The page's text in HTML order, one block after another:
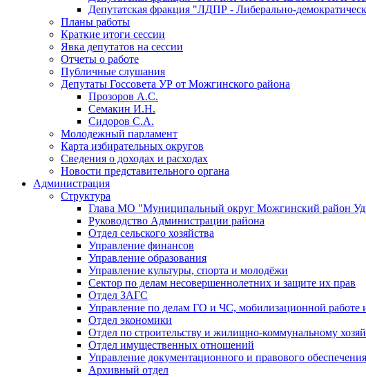
Депутатская фракция "ЛДПР - Либерально-
Планы работы
Краткие итоги сессии
Явка депутатов на сессии
Отчеты о работе
Публичные слушания
Депутаты Госсовета УР от Можгинского района
Прозоров А.С.
Семакин И.Н.
Сидоров С.А.
Молодежный парламент
Карта избирательных округов
Сведения о доходах и расходах
Новости представительного органа
Администрация
Структура
Глава МО "Муниципальный округ Можгинский район
Руководство Администрации района
Отдел сельского хозяйства
Управление финансов
Управление образования
Управление культуры, спорта и молодёжи
Сектор по делам несовершеннолетних и защите их прав
Отдел ЗАГС
Управление по делам ГО и ЧС, мобилизационной работе
Отдел экономики
Отдел по строительству и жилищно-коммунальному
Отдел имущественных отношений
Управление документационного и правового обеспечения
Архивный отдел